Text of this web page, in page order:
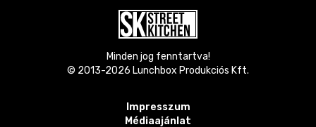
Minden jog fenntartva!
© 2013-2026 Lunchbox Produkciós Kft.
Impresszum
Médiaajánlat